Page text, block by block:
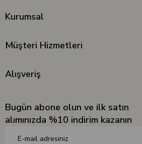
Kurumsal
Müşteri Hizmetleri
Alışveriş
Bugün abone olun ve ilk satın
alımınızda %10 indirim kazanın